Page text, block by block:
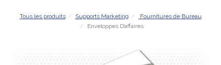
Tous les produits Supports Marketing
Fournitures de Bureau
Enveloppes D’affaires